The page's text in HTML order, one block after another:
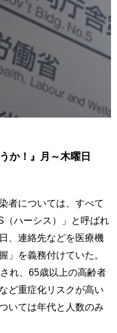
うか！』月～木曜日
者については、すべて
ハーシス）」と呼ばれ
、連絡先などを医療機
」を義務付けていた。
れ、65歳以上の高齢者
ど重症化リスクが高い
いては年代と人数のみ